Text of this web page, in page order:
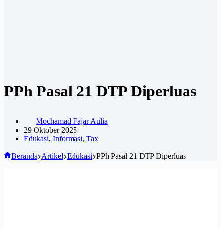
PPh Pasal 21 DTP Diperluas
Mochamad Fajar Aulia
29 Oktober 2025
Edukasi, Informasi, Tax
Beranda Artikel Edukasi PPh Pasal 21 DTP Diperluas